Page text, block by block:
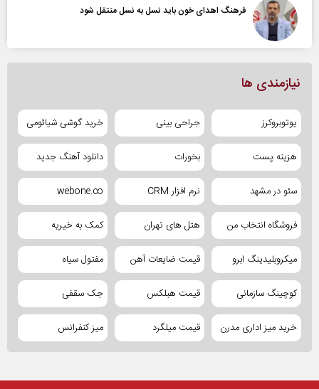
فرهنگ اهدای خون باید نسل به نسل منتقل شود
نیازمندی ها
یوتوبروکرز جراحی بینی خرید گوشی شیائومی
هزینه پست بخورات دانلود آهنگ جدید
سئو در مشهد نرم افزار CRM webone.co
فروشگاه انتخاب من هتل های تهران کمک به خیریه
میکروبلیدینگ ابرو قیمت ضایعات آهن مفتول سیاه
کوچینگ سازمانی قیمت هبلکس جک سقفی
خرید میز اداری مدرن قیمت میلگرد میز کنفرانس